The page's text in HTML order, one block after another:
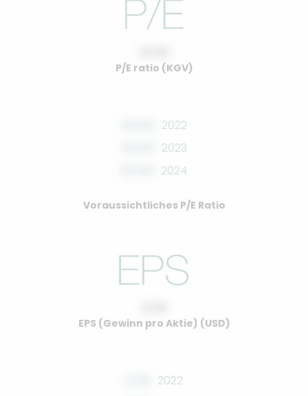
P/E ratio (KGV)
2022
2023
2024
Voraussichtliches P/E Ratio
EPS (Gewinn pro Aktie) (USD)
2022